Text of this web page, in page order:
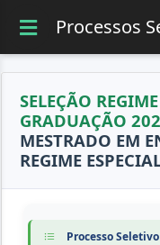
Processos
SELEÇÃO
GRADUAÇÃO
MESTRADO EM
REGIME
Processo